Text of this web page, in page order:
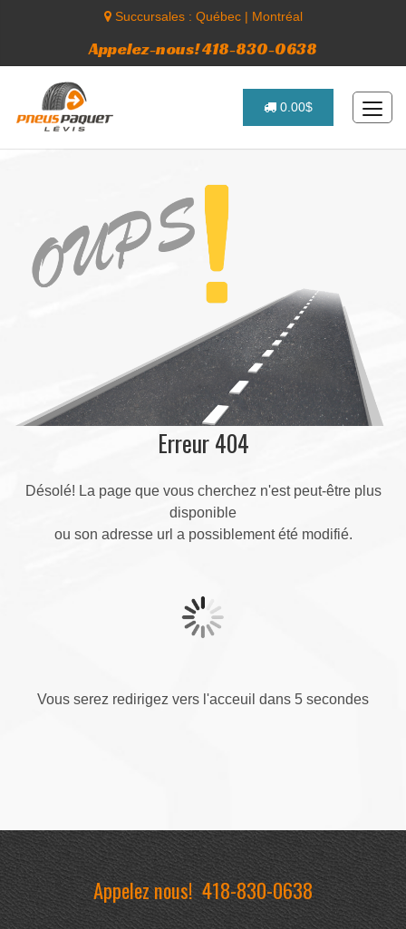
Succursales : Québec| Montréal
Appelez-nous! 418-830-0638
0.00$
Erreur 404
Désolé! La page que vous cherchez n'est peut-être plus
disponible
ou son adresse url a possiblement été modifié.
Vous serez redirigez vers l'acceuil dans 5 secondes
Appelez nous!418-830-0638